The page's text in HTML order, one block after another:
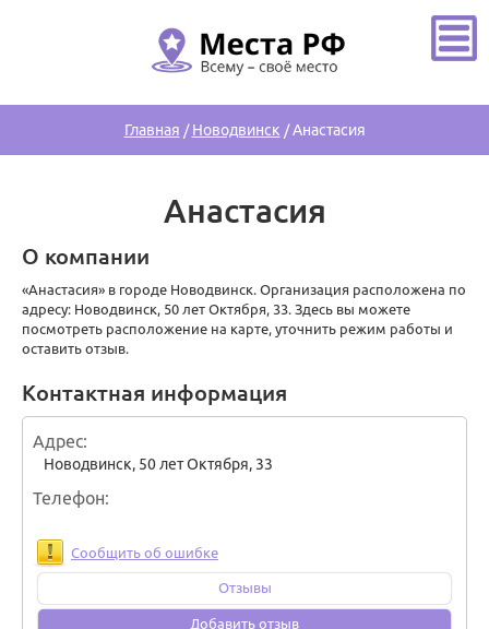
Главная /Новодвинск /Анастасия
Анастасия
О компании
«Анастасия» в городе Новодвинск. Организация расположена по
адресу: Новодвинск, 50 лет Октября, 33. Здесь вы можете
посмотреть расположение на карте, уточнить режим работы и
оставить отзыв.
Контактная информация
Адрес
Новодвинск, 50 лет Октября, 33
Телефон
Сообщить об ошибке
Отзывы
Добавить отзыв